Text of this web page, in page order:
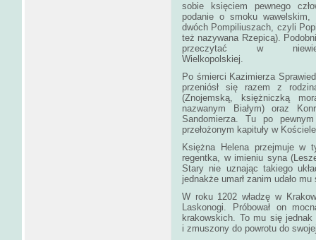
sobie księciem pewnego
podanie o smoku
dwóch Pompiliuszach, czyli
też nazywana Rzepicą).
przeczytać w
Po śmierci Kazimierza
przeniósł się razem z
(Znojemską, księżniczką
nazwanym Białym) oraz
Sandomierza. Tu po
przełożonym kapituły w
Księżna Helena przejmuje
regentka, w imieniu syna
Stary nie uznając takiego
jednakże umarł zanim udało
W roku 1202 władzę w
Laskonogi. Próbował on
krakowskich. To mu się
i zmuszony do powrotu do